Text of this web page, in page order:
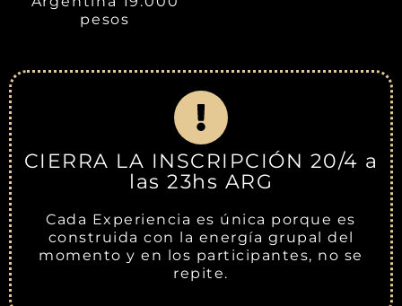
pesos
CIERRA LA INSCRIPCIÓN 20/4 a
las 23hs ARG
Cada Experiencia es única porque es
construida con la energía grupal del
momento y en los participantes, no se
repite.